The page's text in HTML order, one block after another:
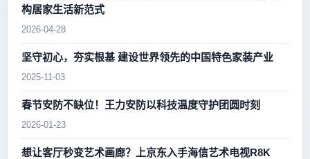
构居家生活新范式
2026-04-28
坚守初心，夯实根基 建设世界领先的中国特色家装产业
2025-11-03
春节安防不缺位！王力安防以科技温度守护团圆时刻
2026-01-23
想让客厅秒变艺术画廊？上京东入手海信艺术电视R8K